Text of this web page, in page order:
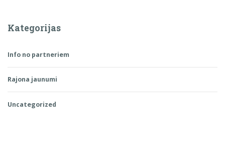
Kategorijas
Info no partneriem
Rajona jaunumi
Uncategorized